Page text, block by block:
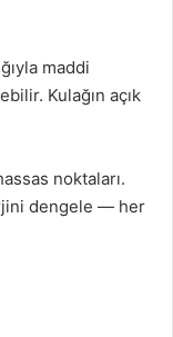
maddi
Kulağın açık
noktaları.
dengele — her